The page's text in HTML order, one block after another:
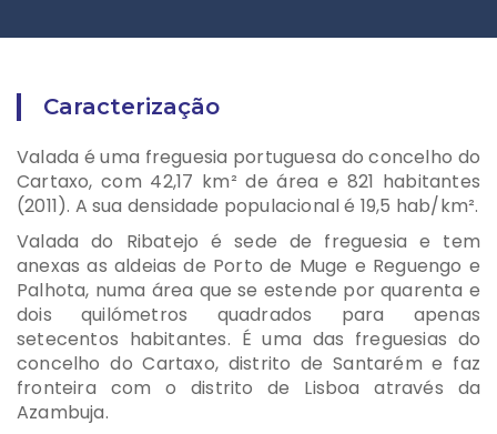
Caracterização
Valada é uma freguesia portuguesa do concelho do
Cartaxo, com 42,17 km² de área e 821 habitantes
(2011). A sua densidade populacional é 19,5 hab/km².
Valada do Ribatejo é sede de freguesia e tem
anexas as aldeias de Porto de Muge e Reguengo e
Palhota, numa área que se estende por quarenta e
dois quilómetros quadrados para apenas
setecentos habitantes. É uma das freguesias do
concelho do Cartaxo, distrito de Santarém e faz
fronteira com o distrito de Lisboa através da
Azambuja.